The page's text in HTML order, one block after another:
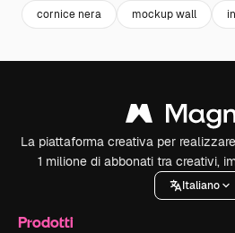
cornice nera mockup wall
La piattaforma creativa per
1 milione di abbonati tra creativi,
Italiano
Prodotti